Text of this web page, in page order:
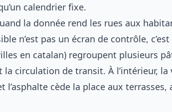
calendrier fixe.
la donnée rend les rues aux
n’est pas un écran de contrôle, c’est
en catalan) regroupent plusieurs
circulation de transit. À l’intérieur, la
l’asphalte cède la place aux terrasses,